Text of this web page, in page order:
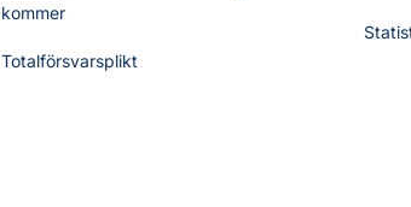
kommer
Totalförsvarsplikt